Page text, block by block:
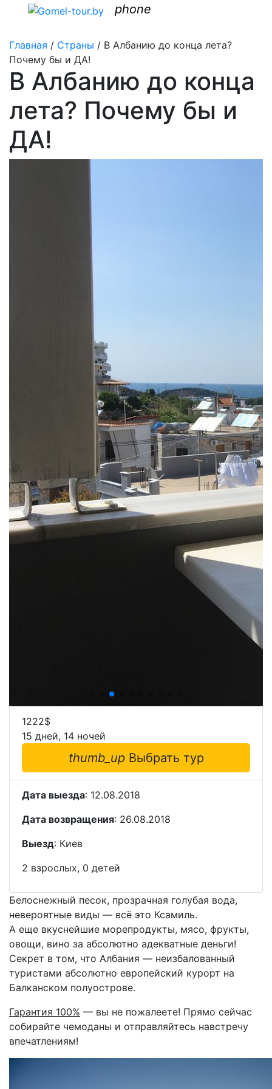
phone
Главная / Страны / В Албанию до конца лета?
Почему бы и ДА!
В Албанию до конца
лета? Почему бы и
ДА!
1222$
15 дней, 14 ночей
thumb_up Выбрать тур
Дата выезда: 12.08.2018
Дата возвращения: 26.08.2018
Выезд: Киев
2 взрослых, 0 детей
Белоснежный песок, прозрачная голубая вода,
невероятные виды — всё это Ксамиль.
А еще вкуснейшие морепродукты, мясо, фрукты,
овощи, вино за абсолютно адекватные деньги!
Секрет в том, что Албания — неизбалованный
туристами абсолютно европейский курорт на
Балканском полуострове.
Гарантия 100% — вы не пожалеете! Прямо сейчас
собирайте чемоданы и отправляйтесь навстречу
впечатлениям!